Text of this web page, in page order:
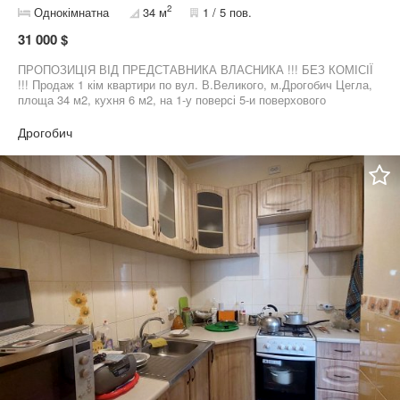
Однокімнатна 34 м2 1 / 5 пов.
31 000 $
ПРОПОЗИЦІЯ ВІД ПРЕДСТАВНИКА ВЛАСНИКА !!! БЕЗ КОМІСІЇ
!!! Продаж 1 кім квартири по вул. В.Великого, м.Дрогобич Цегла,
площа 34 м2, кухня 6 м2, на 1-у поверсі 5-и поверхового
опалення індивідуальне газове, санвузол суміжний, без меблів,
є балкон,лічильники на воду, світло, газ
Дрогобич